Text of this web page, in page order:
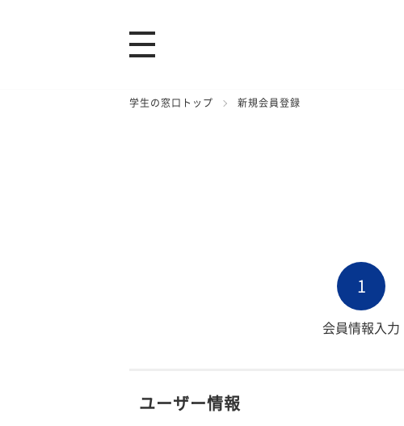
学生の窓口トップ 新規会員登録
1
会員情報入力
ユーザー情報